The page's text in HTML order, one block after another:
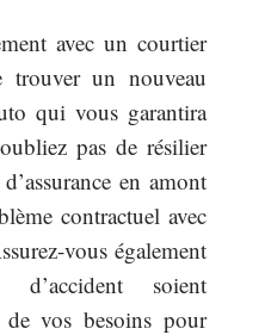
avec un courtier
trouver un nouveau
qui vous garantira
pas de résilier
en amont
contractuel avec
vous également
soient
de vos besoins pour